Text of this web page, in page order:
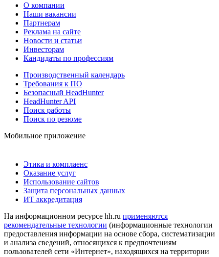
О компании
Наши вакансии
Партнерам
Реклама на сайте
Новости и статьи
Инвесторам
Кандидаты по профессиям
Производственный календарь
Требования к ПО
Безопасный HeadHunter
HeadHunter API
Поиск работы
Поиск по резюме
Мобильное приложение
Этика и комплаенс
Оказание услуг
Использование сайтов
Защита персональных данных
ИТ аккредитация
На информационном ресурсе hh.ru применяются
рекомендательные технологии (информационные технологии
предоставления информации на основе сбора, систематизации
и анализа сведений, относящихся к предпочтениям
пользователей сети «Интернет», находящихся на территории